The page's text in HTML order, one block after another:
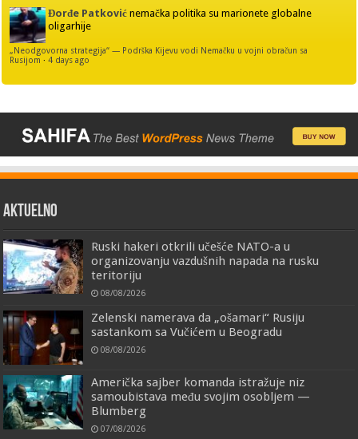
Đorđe Patković nemačka politika su marionete globalne
oligarhije
„Neodgovorna strategija“ — Podrška Kijevu vodi Nemačku u vojni obračun sa
Rusijom ·4 days ago
AKTUELNO
Ruski hakeri otkrili učešće NATO-a u
organizovanju vazdušnih napada na rusku
teritoriju
08/08/2026
Zelenski namerava da „ošamari“ Rusiju
sastankom sa Vučićem u Beogradu
08/08/2026
Američka sajber komanda istražuje niz
samoubistava među svojim osobljem —
Blumberg
07/08/2026